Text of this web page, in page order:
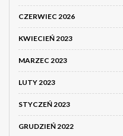
CZERWIEC 2026
KWIECIEŃ 2023
MARZEC 2023
LUTY 2023
STYCZEŃ 2023
GRUDZIEŃ 2022